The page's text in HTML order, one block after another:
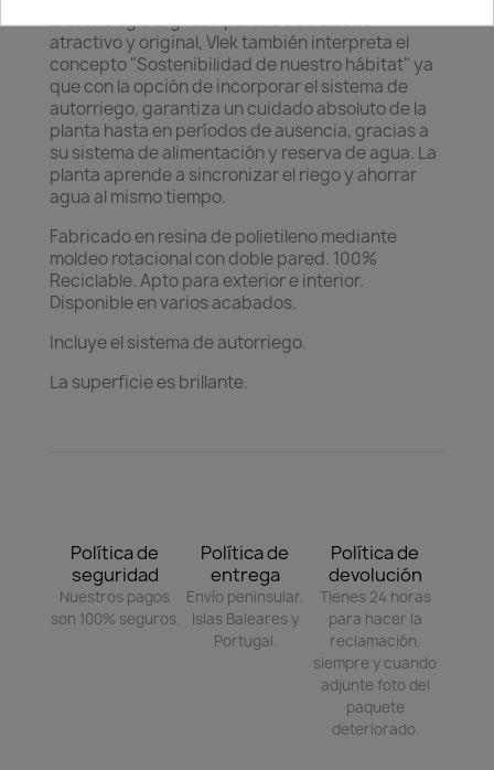
la tecnología digital. Aparte de su diseño
atractivo y original, Vlek también interpreta el
concepto "Sostenibilidad de nuestro hábitat" ya
que con la opción de incorporar el sistema de
autorriego, garantiza un cuidado absoluto de la
planta hasta en períodos de ausencia, gracias a
su sistema de alimentación y reserva de agua. La
planta aprende a sincronizar el riego y ahorrar
agua al mismo tiempo.
Fabricado en resina de polietileno mediante
moldeo rotacional con doble pared. 100%
Reciclable. Apto para exterior e interior.
Disponible en varios acabados.
Incluye el sistema de autorriego.
La superficie es brillante.
Política de
seguridad
Nuestros pagos
son 100% seguros.
Política de
entrega
Envío peninsular,
Islas Baleares y
Portugal.
Política de
devolución
Tienes 24 horas
para hacer la
reclamación,
siempre y cuando
adjunte foto del
paquete
deteriorado.